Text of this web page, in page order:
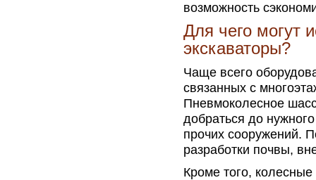
возможность
Для чего могут
экскаваторы?
Чаще всего
связанных с
Пневмоколесное
добраться до
прочих сооружений.
разработки почвы,
Кроме того,